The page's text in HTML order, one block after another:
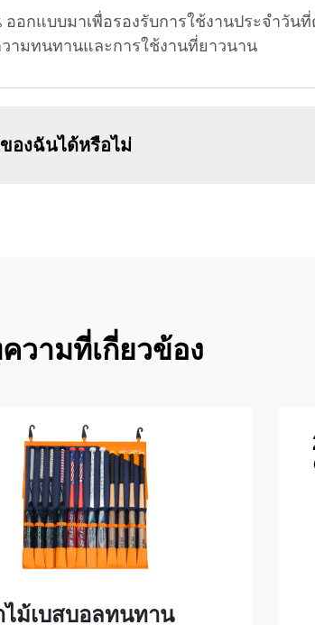
กแบบมาเพื่อรองรับการใช้งานประจำวัน
ามทนทานและการใช้งานที่ยาวนาน
องฉันได้หรือไม่
วามที่เกี่ยวข้อง
ไม้เบสบอลทนทาน